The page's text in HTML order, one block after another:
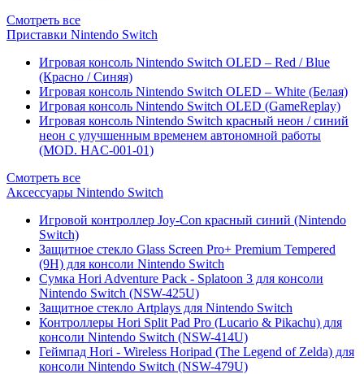
Смотреть все
Приставки Nintendo Switch
Игровая консоль Nintendo Switch OLED – Red / Blue
(Красно / Синяя)
Игровая консоль Nintendo Switch OLED – White (Белая)
Игровая консоль Nintendo Switch OLED (GameReplay)
Игровая консоль Nintendo Switch красный неон / синий
неон с улучшенным временем автономной работы
(MOD. HAC-001-01)
Смотреть все
Аксессуары Nintendo Switch
Игровой контроллер Joy-Con красный синий (Nintendo
Switch)
Защитное стекло Glass Screen Pro+ Premium Tempered
(9H) для консоли Nintendo Switch
Сумка Hori Adventure Pack - Splatoon 3 для консоли
Nintendo Switch (NSW-425U)
Защитное стекло Artplays для Nintendo Switch
Контроллеры Hori Split Pad Pro (Lucario & Pikachu) для
консоли Nintendo Switch (NSW-414U)
Геймпад Hori - Wireless Horipad (The Legend of Zelda) для
консоли Nintendo Switch (NSW-479U)